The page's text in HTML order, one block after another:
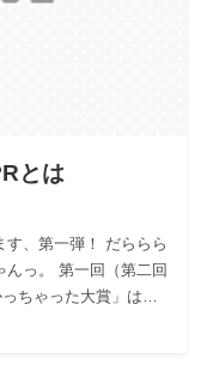
とは
す、第一弾！ だららら
んっ。 第一回（第二回
っちゃった大賞」は…